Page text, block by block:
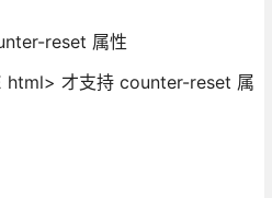
reset 属性
html> 才支持 counter-reset 属